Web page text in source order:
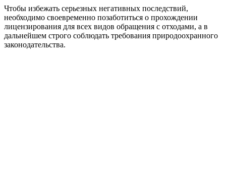
Чтобы избежать серьезных негативных последствий,
необходимо своевременно позаботиться о прохождении
лицензирования для всех видов обращения с отходами, а в
дальнейшем строго соблюдать требования природоохранного
законодательства.